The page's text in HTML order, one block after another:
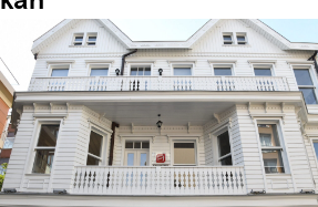
gösterimleri esnasında telefonların
filmin video kaydının
programda aksi
orijinal dilinde, Türkçe altyazı ile
belirtilir.
Sinema Evi programda değişiklik
Sinematek/Sinema Evi sosyal